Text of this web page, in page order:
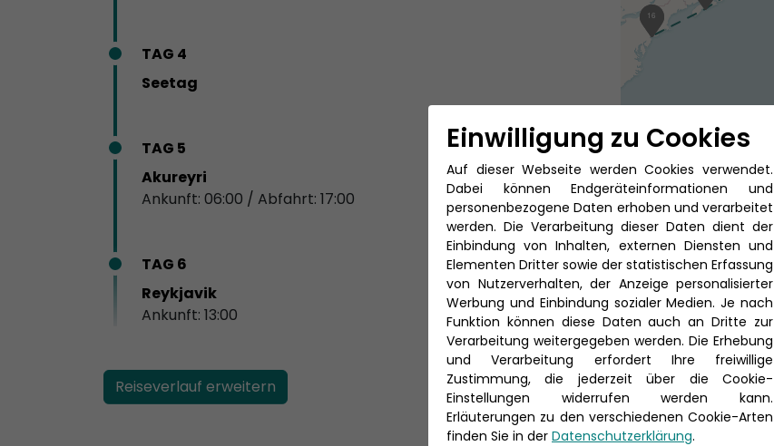
15
16
TAG 4
Seetag
TAG 5
Akureyri
Ankunft: 06:00 / Abfahrt: 17:00
TAG 6
Reykjavik
Ankunft: 13:00
Reiseverlauf erweitern
Einwilligung zu Cookies
Auf dieser Webseite werden Cookies verwendet.
Dabei können Endgeräteinformationen und
personenbezogene Daten erhoben und verarbeitet
werden. Die Verarbeitung dieser Daten dient der
Einbindung von Inhalten, externen Diensten und
Elementen Dritter sowie der statistischen Erfassung
von Nutzerverhalten, der Anzeige personalisierter
Werbung und Einbindung sozialer Medien. Je nach
Funktion können diese Daten auch an Dritte zur
Verarbeitung weitergegeben werden. Die Erhebung
und Verarbeitung erfordert Ihre freiwillige
Zustimmung, die jederzeit über die Cookie-
Einstellungen widerrufen werden kann.
Erläuterungen zu den verschiedenen Cookie-Arten
finden Sie in der Datenschutzerklärung.